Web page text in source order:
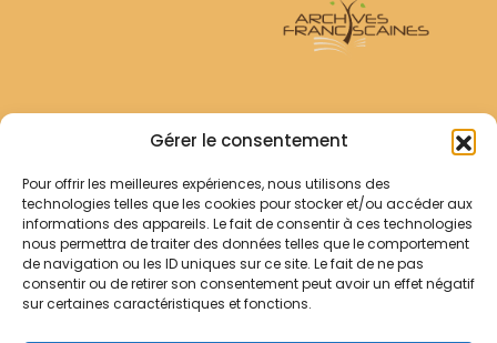
Gérer le consentement
Pour offrir les meilleures expériences, nous utilisons des
technologies telles que les cookies pour stocker et/ou accéder aux
informations des appareils. Le fait de consentir à ces technologies
nous permettra de traiter des données telles que le comportement
de navigation ou les ID uniques sur ce site. Le fait de ne pas
consentir ou de retirer son consentement peut avoir un effet négatif
sur certaines caractéristiques et fonctions.
Archives Franciscaines
RECHERCHER
Comment chercher ?
Les archives
Notre démarche